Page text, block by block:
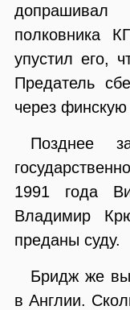
полковника
упустил его,
Предатель
через финскую
Позднее
1991 года
Владимир
преданы суду.
Бридж же
в Англии.